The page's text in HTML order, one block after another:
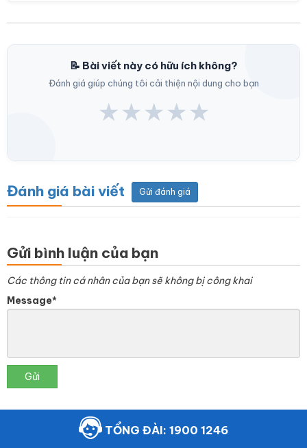
📝 Bài viết này có hữu ích không?
Đánh giá giúp chúng tôi cải thiện nội dung cho bạn
★★★★★
Đánh giá bài viết Gửi đánh giá
Gửi bình luận của bạn
Các thông tin cá nhân của bạn sẽ không bị công khai
Message*
Gửi
TỔNG ĐÀI: 1900 1246